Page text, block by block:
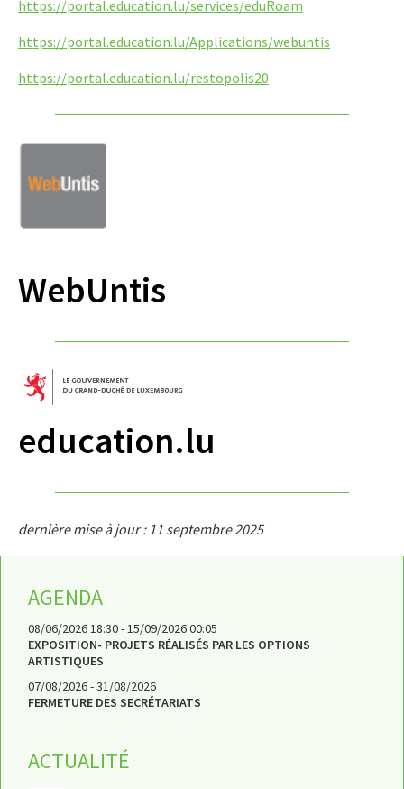
https://portal.education.lu/services/eduRoam
https://portal.education.lu/Applications/webuntis
https://portal.education.lu/restopolis20
WebUntis
education.lu
dernière mise à jour : 11 septembre 2025
AGENDA
08/06/2026 18:30 - 15/09/2026 00:05
EXPOSITION- PROJETS RÉALISÉS PAR LES OPTIONS
ARTISTIQUES
07/08/2026 - 31/08/2026
FERMETURE DES SECRÉTARIATS
ACTUALITÉ